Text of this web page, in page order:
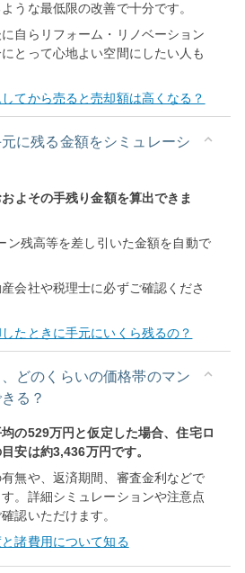
うな最低限の改善で十分です。
自らリフォーム・リノベーション
とって心地よい空間にしたい人も
てから売ると売却額は高くなる？
に残る金額をシミュレーシ
よその手残り金額を算出できま
ン残高等を差し引いた金額を自動で
会社や税理士に必ずご確認くださ
たときに手元にいくら残るの？
どのくらいの価格帯のマン
る？
の529万円と仮定した場合、住宅ロ
安は約3,436万円です。
無や、返済期間、審査金利などで
。詳細シミュレーションや注意点
認いただけます。
諸費用について知る